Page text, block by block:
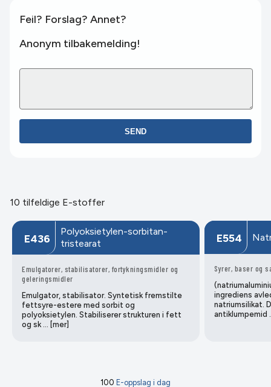
Feil? Forslag? Annet?
Anonym tilbakemelding!
SEND
10 tilfeldige E-stoffer
E436
Polyoksietylen-sorbitan-
tristearat
Emulgatorer, stabilisatorer, fortykningsmidler og
geleringsmidler
Emulgator, stabilisator. Syntetisk fremstilte
fettsyre-estere med sorbit og
polyoksietylen. Stabiliserer strukturen i fett
og sk … [mer]
E554
Syrer, baser og
ingrediens
natriumsilikat.
antiklumpemid
100 E-oppslag i dag